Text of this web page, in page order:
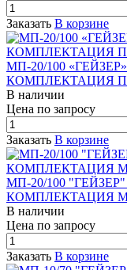
Заказать В корзине
МП-20/100
КОМПЛЕКТАЦИЯ П
В наличии
Цена по запросу
Заказать В корзине
МП-20/100
КОМПЛЕКТАЦИЯ
В наличии
Цена по запросу
Заказать В корзине